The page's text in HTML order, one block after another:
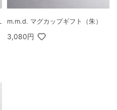
m.m.d. マグカップギフト（朱）
3,080円